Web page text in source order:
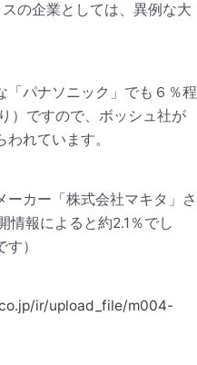
の企業としては、異例な大
「パナソニック」でも６％程
）ですので、ボッシュ社が
れています。
カー「株式会社マキタ」さ
情報によると約2.1％でし
）
ir/upload_file/m004-